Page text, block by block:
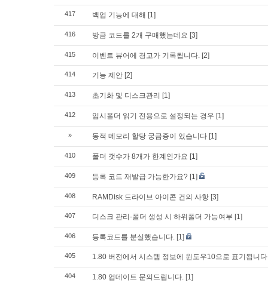
417 백업 기능에 대해 [1]
416 방금 코드를 2개 구매했는데요 [3]
415 이벤트 뷰어에 경고가 기록됩니다. [2]
414 기능 제안 [2]
413 초기화 및 디스크관리 [1]
412 임시폴더 읽기 전용으로 설정되는 경우 [1]
» 동적 메모리 할당 궁금증이 있습니다 [1]
410 폴더 갯수가 8개가 한계인가요 [1]
409 등록 코드 재발급 가능한가요? [1]
408 RAMDisk 드라이브 아이콘 건의 사항 [3]
407 디스크 관리-폴더 생성 시 하위폴더 가능여부 [1]
406 등록코드를 분실했습니다. [1]
405 1.80 버전에서 시스템 정보에 윈도우10으로 표기됩니
404 1.80 업데이트 문의드립니다. [1]